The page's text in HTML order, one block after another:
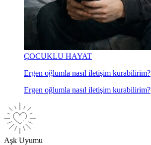
ÇOCUKLU HAYAT
Ergen oğlumla nasıl iletişim kurabilirim?
Ergen oğlumla nasıl iletişim kurabilirim?
Aşk Uyumu